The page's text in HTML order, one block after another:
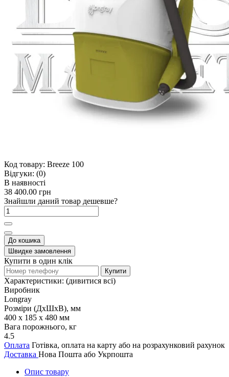
Код товару: Breeze 100
Відгуки: (0)
В наявності
38 400.00 грн
Знайшли даний товар дешевше?
До кошика
Швидке замовлення
Купити в один клік
Купити
Характеристики: (дивитися всі)
Виробник
Longray
Розміри (ДxШxВ), мм
400 x 185 x 480 мм
Вага порожнього, кг
4.5
Оплата Готівка, оплата на карту або на розрахунковий рахунок
Доставка Нова Пошта або Укрпошта
Опис товару